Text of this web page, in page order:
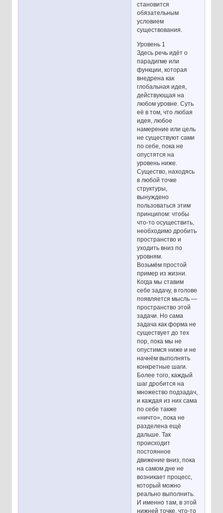
становится
обязательным
условием
существования.
Уровень 1
Здесь речь идёт о
парадигме или
функции, которая
внедрена как
глобальная идея,
действующая на
любом уровне. Суть
её в том, что любая
идея, любое
намерение или цель
не существуют сами
по себе, пока не
опустятся на
уровень ниже.
Существо, находясь
в любой точке
структуры,
вынуждено
пользоваться этим
принципом: чтобы
что-то осуществить,
необходимо дробить
пространство и
уходить вниз по
уровням.
Возьмём простой
пример из жизни.
Когда мы ставим
себе задачу, в голове
появляется мысль —
пространство этой
задачи. Но сама
задача как форма не
существует до тех
пор, пока мы не
опустимся ниже и не
начнём выполнять
конкретные шаги.
Более того, каждый
шаг дробится на
множество подзадач,
и каждая из них сама
по себе также
«ничто», пока не
разделена ещё
дальше. Так
происходит
постоянное
движение вниз, пока
на самом дне не
возникает процесс,
который можно
реально выполнить.
И именно там, в этой
нижней точке, что-то